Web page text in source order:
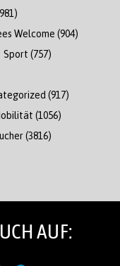
Welcome (904)
Sport (757)
(917)
(1056)
(3816)
AUF: